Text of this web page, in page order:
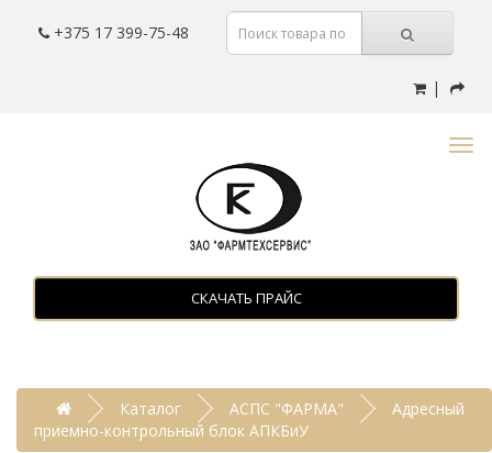
+375 17 399-75-48
|
СКАЧАТЬ ПРАЙС
Каталог АСПС "ФАРМА"
Адресный
приемно-контрольный блок АПКБиУ